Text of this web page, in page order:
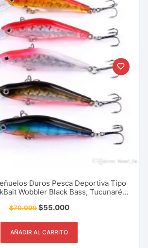
Duros Pesca Deportiva Tipo
Wobbler Black Bass, Tucunaré,
$70.000$55.000
AÑADIR AL CARRITO